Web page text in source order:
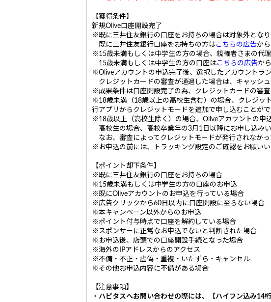
【獲得条件】
新規Olive口座開設完了
※既に三井住友銀行の口座をお持ちの場合は対象外となり
既に三井住友銀行口座をお持ちの方はこちらの広告か
※15歳未満もしくは中学生の方の場合、親権者さまの代
15歳未満もしくは中学生の方の口座はこちらの広告か
※Oliveアカウントの申込完了後、選択したアカウントラ
クレジットカードの審査が通過した場合は、キャッシ
※成果条件は口座開設完了の為、クレジットカードの審
※18歳未満（18歳以上の高校生含む）の場合、クレジッ
行アプリからクレジットモードを追加で申し込むことがで
※18歳以上（高校生除く）の場合、Oliveアカウントの申
高校生の場合、高校卒業年の3月1日以降にお申し込み
なお、審査によってクレジットモードが発行されなか
※お申込の前には、トラッキング設定のご確認をお願いい
【ポイント却下条件】
※既に三井住友銀行の口座をお持ちの場合
※15歳未満もしくは中学生の方の口座のお申込
※既にOliveアカウントのお申込を行っている場合
※広告クリックから60日以内に口座開設に至らない場合
※本キャンペーン以外からのお申込
※ポイント付与時点で口座を解約している場合
※スポンサーに正常なお申込でないと判断された場合
※お申込後、店頭での口座開設手続となった場合
※海外のIPアドレスからのアクセス
※不備・不正・虚偽・重複・いたずら・キャンセル
※その他お申込内容に不備がある場合
【注意事項】
・ ハピタスへお問い合わせの際には、【ハイフン込み14